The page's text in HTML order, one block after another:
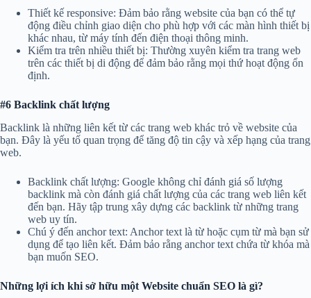
Thiết kế responsive: Đảm bảo rằng website của bạn có thể tự
động điều chỉnh giao diện cho phù hợp với các màn hình thiết bị
khác nhau, từ máy tính đến điện thoại thông minh.
Kiểm tra trên nhiều thiết bị: Thường xuyên kiểm tra trang web
trên các thiết bị di động để đảm bảo rằng mọi thứ hoạt động ổn
định.
#6 Backlink chất lượng
Backlink là những liên kết từ các trang web khác trỏ về website của
bạn. Đây là yếu tố quan trọng để tăng độ tin cậy và xếp hạng của trang
web.
Backlink chất lượng: Google không chỉ đánh giá số lượng
backlink mà còn đánh giá chất lượng của các trang web liên kết
đến bạn. Hãy tập trung xây dựng các backlink từ những trang
web uy tín.
Chú ý đến anchor text: Anchor text là từ hoặc cụm từ mà bạn sử
dụng để tạo liên kết. Đảm bảo rằng anchor text chứa từ khóa mà
bạn muốn SEO.
Những lợi ích khi sở hữu một Website chuẩn SEO là gì?